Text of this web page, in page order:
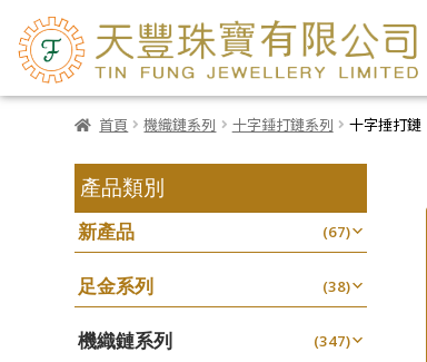
首頁 機織鏈系列 十字錘打鏈系列 十字捶打鏈
產品類別
新產品 (67)
足金系列 (38)
機織鏈系列 (347)